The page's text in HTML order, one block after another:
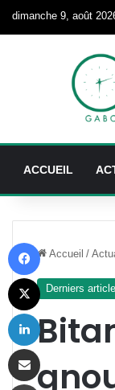
dimanche 9, août
ACCUEIL
Accueil /
Derniers
X
Imprimer